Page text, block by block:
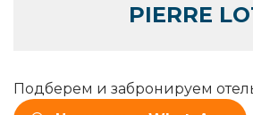
PIERRE
Подберем и забронируем